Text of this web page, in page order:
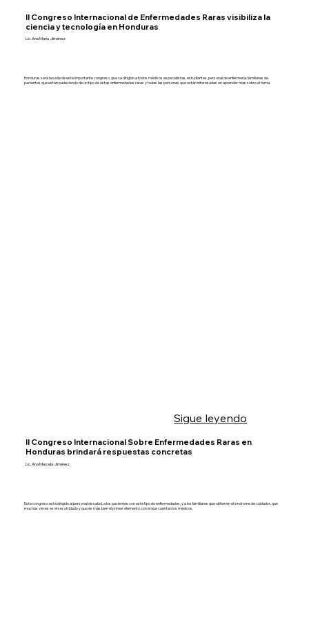
II Congreso Internacional de Enfermedades Raras visibiliza la
ciencia y tecnología en Honduras
Lic. Ana María Jiménez
Honduras será la sede de este importante congreso, que va dirigido a todos médicos especialistas, estudiantes, personal de enfermería, familiares de
pacientes que están padeciendo de un tipo de estas enfermedades raras y todas las personas que están interesadas en aprender más sobre el tema.
Sigue leyendo
II Congreso Internacional Sobre Enfermedades Raras en
Honduras brindará respuestas concretas
Lic. Ana Marcela Jiménez
Este congreso está dirigido al personal de salud, a los pacientes con este tipo de enfermedades, y a los familiares que obtienen el síndrome de cuidador, que
muchas veces es el ser olvidado y que es más bien el primer elemento con el que cuentan los médicos.